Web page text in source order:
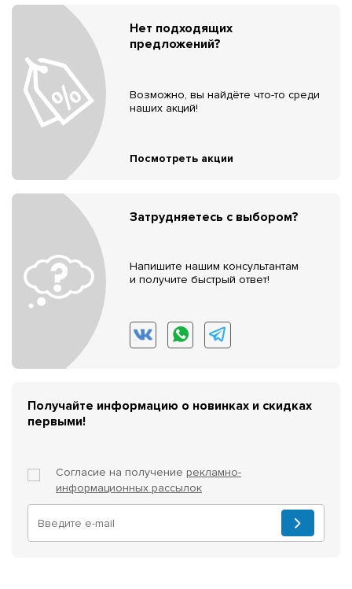
Нет подходящих
предложений?
Возможно, вы найдёте что-то среди
наших акций!
Посмотреть акции
Затрудняетесь с выбором?
Напишите нашим консультантам
и получите быстрый ответ!
Получайте информацию о новинках и скидках
первыми!
Согласие на получение рекламно-
информационных рассылок